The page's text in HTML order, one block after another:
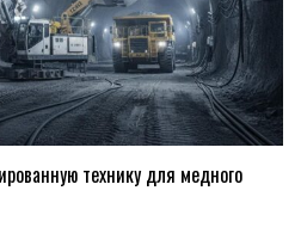
технику для медного